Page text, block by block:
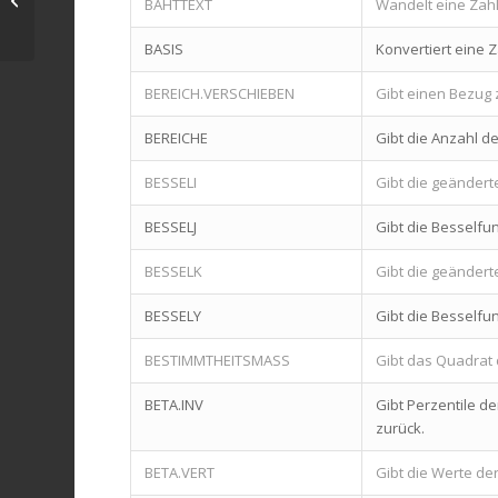
BAHTTEXT Wandelt eine
BASIS Konvertiert eine
BEREICH.VERSCHIEBEN Gibt einen
BEREICHE Gibt die Anzahl
BESSELI Gibt die
BESSELJ Gibt die
BESSELK Gibt die
BESSELY Gibt die
BESTIMMTHEITSMASS Gibt das
BETA.INV
Gibt Perzentile
zurück.
BETA.VERT Gibt die Werte
alle Projekte im Griff